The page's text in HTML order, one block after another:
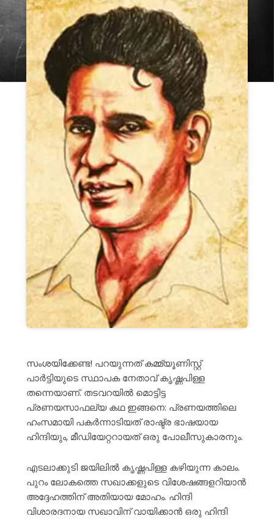
സംശയിക്കേണ്ട! പറയുന്നത് കമ്മ്യൂണിസ്റ്റ്
പാർട്ടിയുടെ സ്ഥാപക നേതാവ് കൃഷ്ണപിള്ള
തന്നെയാണ്. തടവറയിൽ മൊട്ടിട്ട
പ്രണയസാഫല്യ കഥ ഇങ്ങനെ: പ്രണയത്തിലെ
ഹംസമായി പകർന്നാടിയത് രാഷ്ട്ര ഭാഷയായ
ഹിന്ദിയും, മീഡിയേറ്ററായത് ഒരു പോലീസുകാരനും.
എടലാക്കുടി ജയിലിൽ കൃഷ്ണപിള്ള കഴിയുന്ന കാലം.
പുറം ലോകത്തെ സഖാക്കളുടെ വിശേഷങ്ങളറിയാൻ
അദ്ദേഹത്തിന് അതിയായ മോഹം. ഹിന്ദി
വിശാരദനായ സഖാവിന് വായിക്കാൻ ഒരു ഹിന്ദി